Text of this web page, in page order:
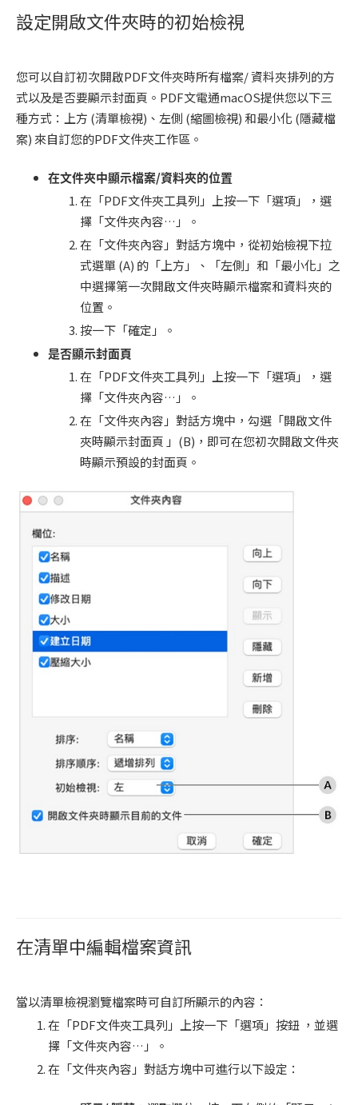
設定開啟文件夾時的初始檢視
您可以自訂初次開啟PDF文件夾時所有檔案/ 資料夾排列的方
式以及是否要顯示封面頁。PDF文電通macOS提供您以下三
種方式：上方 (清單檢視)、左側 (縮圖檢視) 和最小化 (隱藏檔
案) 來自訂您的PDF文件夾工作區。
在文件夾中顯示檔案/資料夾的位置
在「PDF文件夾工具列」上按一下「選項」，選
擇「文件夾內容…」。
在「文件夾內容」對話方塊中，從初始檢視下拉
式選單 (A) 的「上方」、「左側」和「最小化」之
中選擇第一次開啟文件夾時顯示檔案和資料夾的
位置。
按一下「確定」。
是否顯示封面頁
在「PDF文件夾工具列」上按一下「選項」，選
擇「文件夾內容…」。
在「文件夾內容」對話方塊中，勾選「開啟文件
夾時顯示封面頁 」(B)，即可在您初次開啟文件夾
時顯示預設的封面頁。
在清單中編輯檔案資訊
當以清單檢視瀏覽檔案時可自訂所顯示的內容：
在「PDF文件夾工具列」上按一下「選項」按鈕 ，並選
擇「文件夾內容…」。
在「文件夾內容」對話方塊中可進行以下設定：